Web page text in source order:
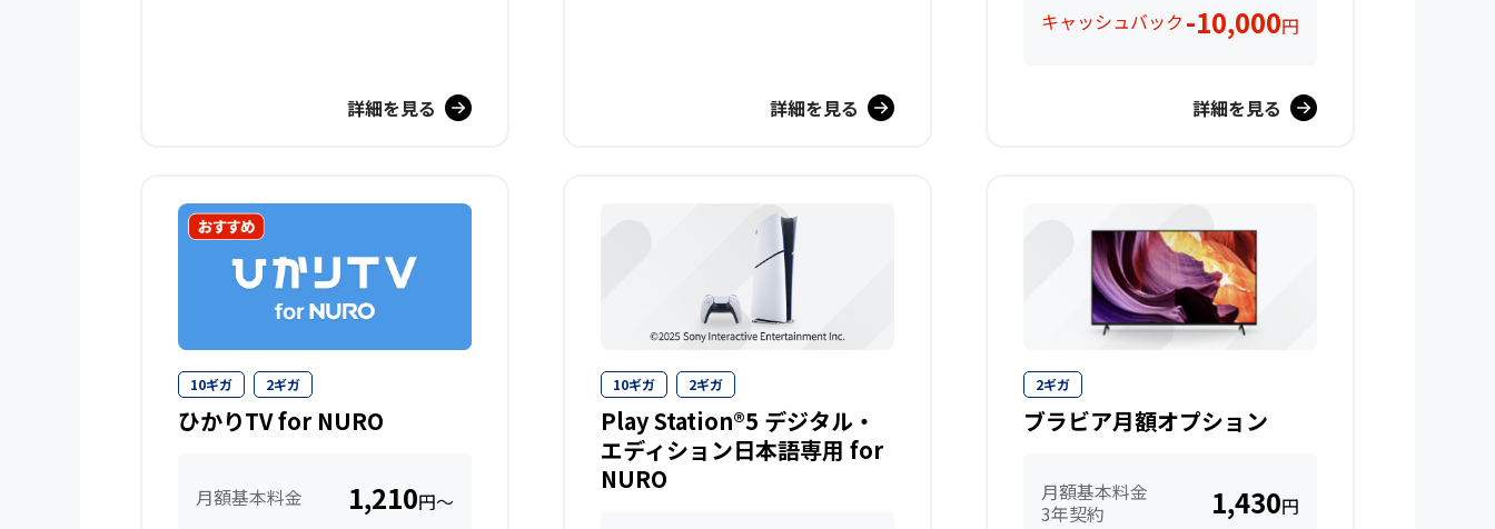
詳細を見る 詳細を見る
キャッシュバック -10,000円
詳細を見る
10ギガ 2ギガ
ひかりTV for NURO
月額基本料金 1,210円～
10ギガ 2ギガ
Play Station®5 デジタル・
エディション日本語専用 for
NURO
2ギガ
ブラビア月額オプション
月額基本料金
3年契約
1,430円